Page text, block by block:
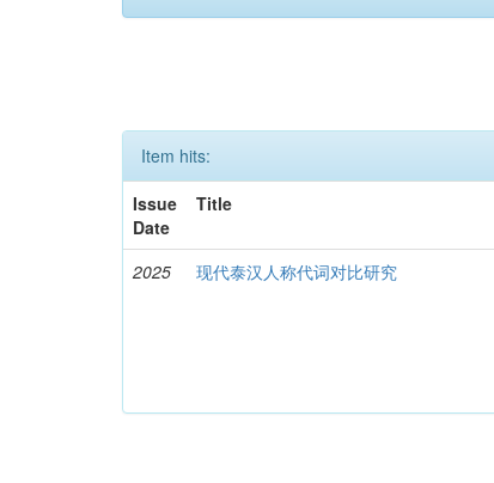
Item hits:
Issue
Date
Title
2025 现代泰汉人称代词对比研究